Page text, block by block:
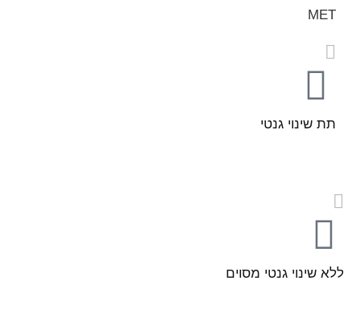
MET
תת שינוי גנטי
ללא שינוי גנטי מסוים